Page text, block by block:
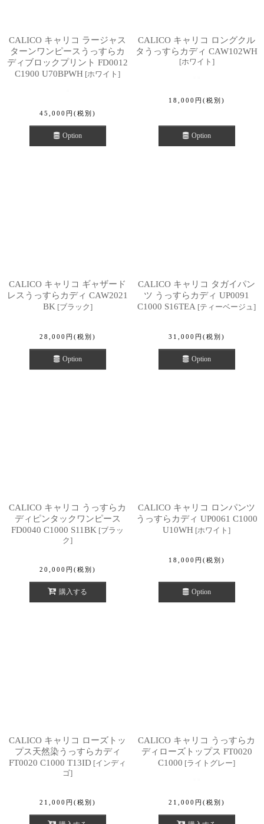
CALICO キャリコ ラージャス
ターンワンピースうっすらカ
ディブロックプリント FD0012
C1900 U70BPWH [ホワイト ]
45,000 円 (税別)
Option
CALICO キャリコ ロングクル
タうっすらカディ CAW102WH
[ホワイト ]
18,000 円 (税別)
Option
CALICO キャリコ ギャザード
レスうっすらカディ CAW2021
BK [ブラック]
28,000 円 (税別)
Option
CALICO キャリコ タガイパン
ツ うっすらカディ UP0091
C1000 S16TEA [ティーベージュ ]
31,000 円 (税別)
Option
CALICO キャリコ うっすらカ
ディピンタックワンピース
FD0040 C1000 S11BK [ブラッ
ク]
20,000 円 (税別)
購入する
CALICO キャリコ ロンパンツ
うっすらカディ UP0061 C1000
U10WH [ホワイト ]
18,000 円 (税別)
Option
CALICO キャリコ ローズトッ
プス天然染うっすらカディ
FT0020 C1000 T13ID [インディ
ゴ]
21,000 円 (税別)
CALICO キャリコ うっすらカ
ディローズトップス FT0020
C1000 [ライトグレー]
21,000 円 (税別)